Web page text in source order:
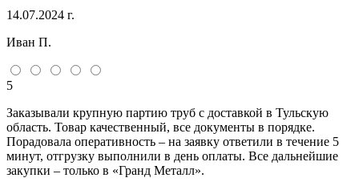
14.07.2024 г.
Иван П.
5
Заказывали крупную партию труб с доставкой в Тульскую
область. Товар качественный, все документы в порядке.
Порадовала оперативность – на заявку ответили в течение 5
минут, отгрузку выполнили в день оплаты. Все дальнейшие
закупки – только в «Гранд Металл».